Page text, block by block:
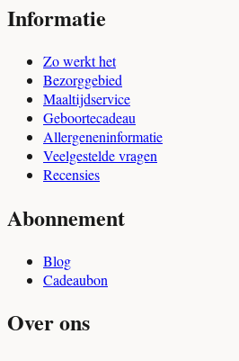
Informatie
Zo werkt het
Bezorggebied
Maaltijdservice
Geboortecadeau
Allergeneninformatie
Veelgestelde vragen
Recensies
Abonnement
Blog
Cadeaubon
Over ons